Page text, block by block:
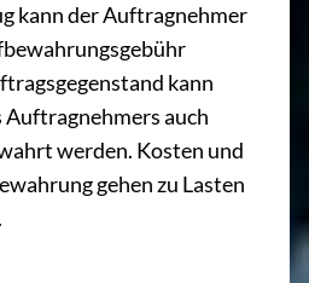
kann der Auftragnehmer
kann
Auftragnehmers auch
werden. Kosten und
gehen zu Lasten